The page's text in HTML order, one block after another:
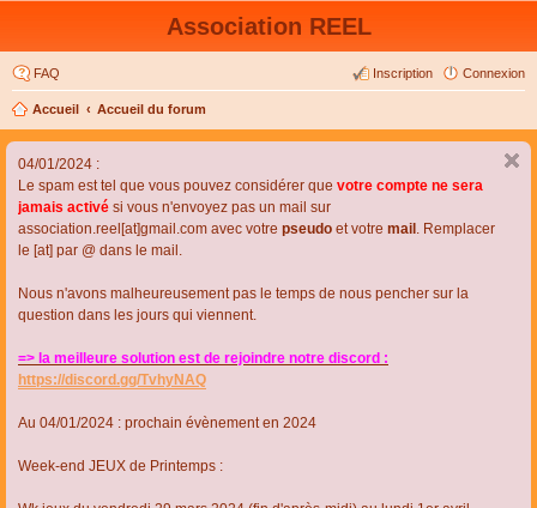
Association REEL
FAQ Connexion
Inscription
Accueil Accueil du forum
04/01/2024 :
Le spam est tel que vous pouvez considérer que votre compte ne sera
jamais activé si vous n'envoyez pas un mail sur
association.reel[at]gmail.com avec votre pseudo et votre mail . Remplacer
le [at] par @ dans le mail.
Nous n'avons malheureusement pas le temps de nous pencher sur la
question dans les jours qui viennent.
=> la meilleure solution est de rejoindre notre discord :
https://discord.gg/TvhyNAQ
Au 04/01/2024 : prochain évènement en 2024
Week-end JEUX de Printemps :